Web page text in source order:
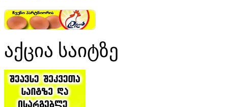
აქცია საიტზე